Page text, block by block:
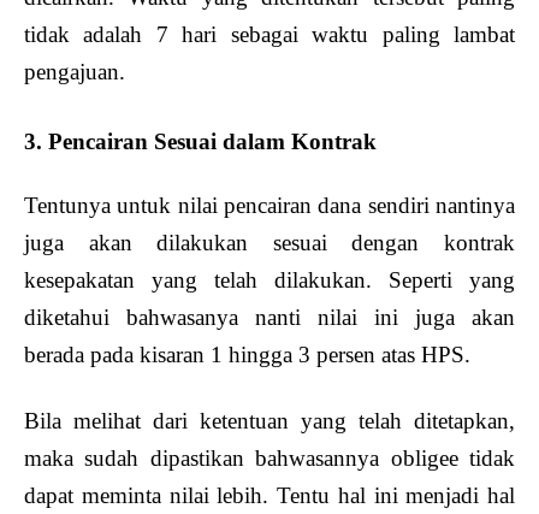
tidak adalah 7 hari sebagai waktu paling lambat
pengajuan.
3. Pencairan Sesuai dalam Kontrak
Tentunya untuk nilai pencairan dana sendiri nantinya
juga akan dilakukan sesuai dengan kontrak
kesepakatan yang telah dilakukan. Seperti yang
diketahui bahwasanya nanti nilai ini juga akan
berada pada kisaran 1 hingga 3 persen atas HPS.
Bila melihat dari ketentuan yang telah ditetapkan,
maka sudah dipastikan bahwasannya obligee tidak
dapat meminta nilai lebih. Tentu hal ini menjadi hal